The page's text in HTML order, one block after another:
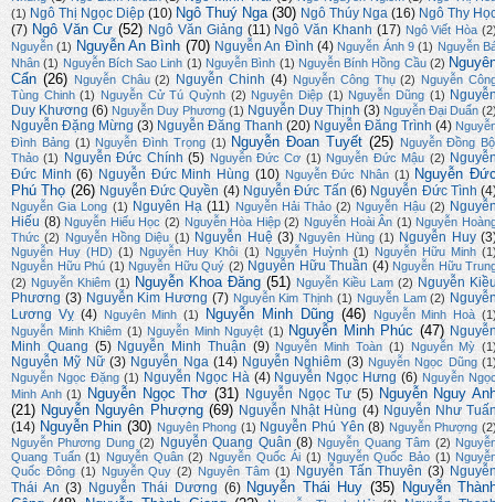
(1) Ngô Thị Ngọc Diệp (10) Ngô Thuý Nga (30) Ngô Thúy Nga (16) Ngô Thy
(7) Ngô Văn Cư (52) Ngô Văn Giảng (11) Ngô Văn Khanh (17) Ngô Viết Hòa
Nguyễn (1) Nguyễn An Bình (70) Nguyễn An Đình (4) Nguyễn Ánh 9 (1) Nguyễn
Nhân (1) Nguyễn Bích Sao Linh (1) Nguyễn Bình (1) Nguyễn Bính Hồng Cầu (2)
Cẩn (26) Nguyễn Châu (2) Nguyễn Chinh (4) Nguyễn Công Thụ (2) Nguyễn
Tùng Chinh (1) Nguyễn Cử Tú Quỳnh (2) Nguyên Diệp (1) Nguyễn Dũng (1)
Duy Khương (6) Nguyễn Duy Phương (1) Nguyễn Duy Thịnh (3) Nguyễn Đại Duẩn
Nguyễn Đặng Mừng (3) Nguyễn Đăng Thanh (20) Nguyễn Đăng Trình (4)
Đình Bảng (1) Nguyễn Đình Trọng (1) Nguyễn Đoan Tuyết (25)
Nguyễn Đồng
Thảo (1) Nguyễn Đức Chính (5) Nguyễn Đức Cơ (1) Nguyễn Đức Mậu (2)
Đức Minh (6) Nguyễn Đức Minh Hùng (10) Nguyễn Đức Nhân (1) Nguyễn
Phú Thọ (26) Nguyễn Đức Quyền (4) Nguyễn Đức Tấn (6) Nguyễn Đức Tình
Nguyễn Gia Long (1) Nguyên Hạ (11) Nguyễn Hải Thảo (2) Nguyễn Hậu (2)
Hiếu (8) Nguyễn Hiếu Học (2) Nguyễn Hòa Hiệp (2) Nguyễn Hoài Ân (1) Nguyễn
Thức (2) Nguyễn Hồng Diệu (1) Nguyễn Huệ (3) Nguyên Hùng (1) Nguyễn Huy
Nguyễn Huy (HD) (1) Nguyễn Huy Khôi (1) Nguyễn Huỳnh (1) Nguyễn Hữu Minh
Nguyễn Hữu Phú (1) Nguyễn Hữu Quý (2) Nguyễn Hữu Thuần (4) Nguyễn Hữu
(2) Nguyễn Khiêm (1) Nguyễn Khoa Đăng (51) Nguyễn Kiều Lam (2) Nguyễn
Phương (3) Nguyễn Kim Hương (7) Nguyễn Kim Thịnh (1) Nguyễn Lam (2)
Lương Vỵ (4) Nguyên Minh (1) Nguyễn Minh Dũng (46) Nguyễn Minh Hoà
Nguyễn Minh Khiêm (1) Nguyễn Minh Nguyệt (1) Nguyễn Minh Phúc (47)
Minh Quang (5) Nguyễn Minh Thuận (9) Nguyễn Minh Toàn (1) Nguyễn Mỳ
Nguyễn Mỹ Nữ (3) Nguyễn Nga (14) Nguyễn Nghiêm (3) Nguyễn Ngọc Dũng
Nguyễn Ngọc Đặng (1) Nguyễn Ngọc Hà (4) Nguyễn Ngọc Hưng (6) Nguyễn
Minh Anh (1) Nguyễn Ngọc Thơ (31) Nguyễn Ngọc Tư (5) Nguyễn Nguy
(21) Nguyễn Nguyên Phượng (69) Nguyễn Nhật Hùng (4) Nguyễn Như
(14) Nguyễn Phin (30) Nguyên Phong (1) Nguyễn Phú Yên (8) Nguyễn Phượng
Nguyễn Phương Dung (2) Nguyễn Quang Quân (8) Nguyễn Quang Tâm (2)
Quang Tuấn (1) Nguyễn Quân (2) Nguyễn Quốc Ái (1) Nguyễn Quốc Bảo (1)
Quốc Đông (1) Nguyễn Quy (2) Nguyên Tâm (1) Nguyễn Tấn Thuyên (3)
Thái An (3) Nguyễn Thái Dương (6) Nguyễn Thái Huy (35)
Nguyễn